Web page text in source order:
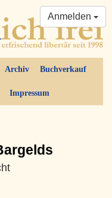
Archiv Buchverkauf
Impressum
Anmelden